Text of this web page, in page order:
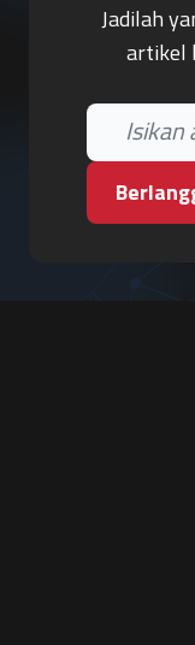
Jadilah
artikel